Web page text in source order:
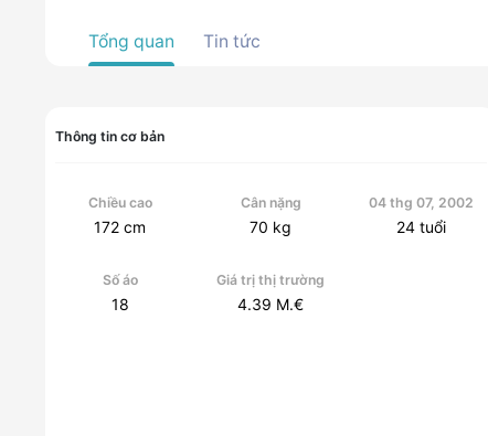
Tổng quan Tin tức
Thông tin cơ bản
Chiều cao
172 cm
Cân nặng
70 kg
04 thg 07, 2002
24 tuổi
Số áo
18
Giá trị thị trường
4.39 M.€